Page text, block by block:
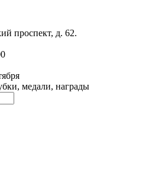
проспект, д. 62.
медали, награды